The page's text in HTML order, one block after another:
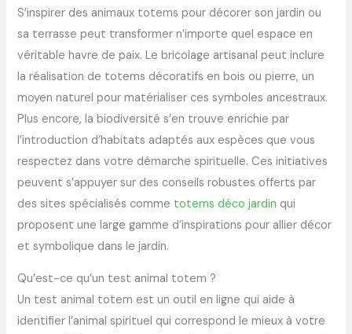
S’inspirer des animaux totems pour décorer son jardin ou
sa terrasse peut transformer n’importe quel espace en
véritable havre de paix. Le bricolage artisanal peut inclure
la réalisation de totems décoratifs en bois ou pierre, un
moyen naturel pour matérialiser ces symboles ancestraux.
Plus encore, la biodiversité s’en trouve enrichie par
l’introduction d’habitats adaptés aux espèces que vous
respectez dans votre démarche spirituelle. Ces initiatives
peuvent s’appuyer sur des conseils robustes offerts par
des sites spécialisés comme totems déco jardin qui
proposent une large gamme d’inspirations pour allier décor
et symbolique dans le jardin.
Qu’est-ce qu’un test animal totem ?
Un test animal totem est un outil en ligne qui aide à
identifier l’animal spirituel qui correspond le mieux à votre